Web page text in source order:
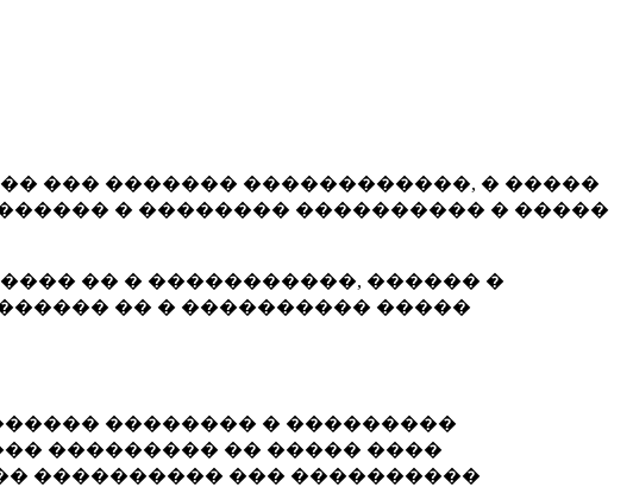
��� ������� ������������, � �����
� �������� ���������� � �����
�� � �����������, ������ �
�� � ���������� �����
�������� � ���������
��������� �� ����� ����
���������� ��� ����������